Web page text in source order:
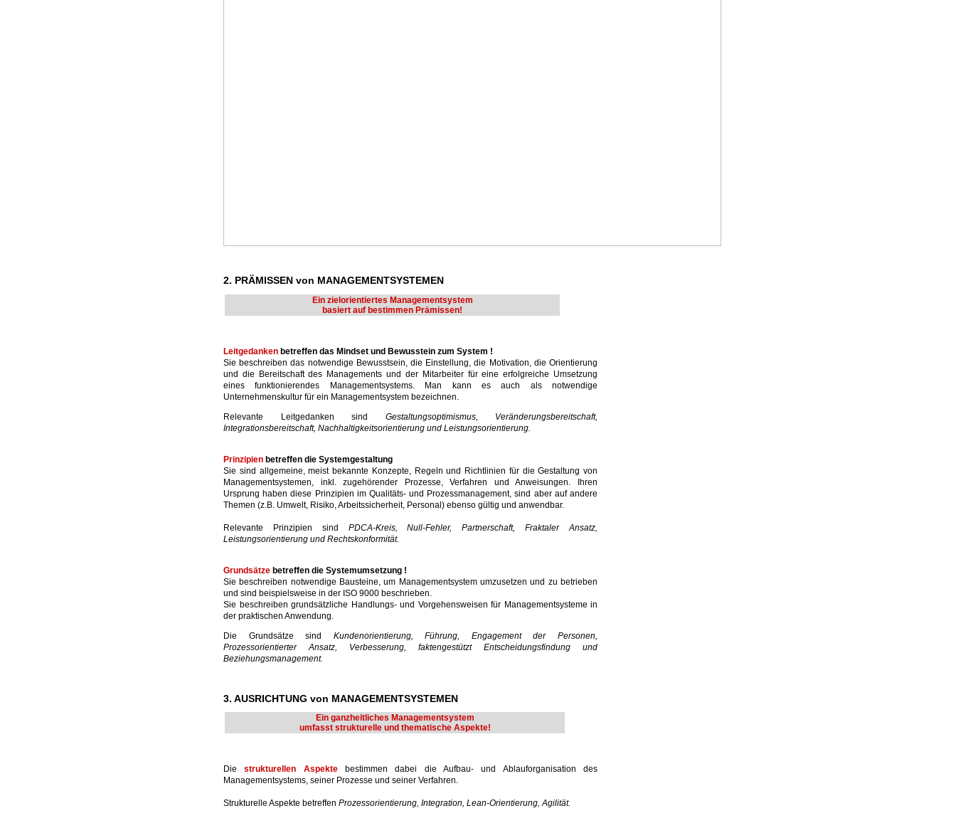
2. PRÄMISSEN von MANAGEMENTSYSTEMEN
Ein zielorientiertes Managementsystem
basiert auf bestimmen Prämissen!
Leitgedanken betreffen das Mindset und Bewusstein zum System !
Sie beschreiben das notwendige Bewusstsein, die Einstellung, die Motivation, die Orientierung
und die Bereitschaft des Managements und der Mitarbeiter für eine erfolgreiche Umsetzung
eines funktionierendes Managementsystems. Man kann es auch als notwendige
Unternehmenskultur für ein Managementsystem bezeichnen.
Relevante Leitgedanken sind Gestaltungsoptimismus, Veränderungsbereitschaft,
Integrationsbereitschaft, Nachhaltigkeitsorientierung und Leistungsorientierung.
Prinzipien betreffen die Systemgestaltung
Sie sind allgemeine, meist bekannte Konzepte, Regeln und Richtlinien für die Gestaltung von
Managementsystemen, inkl. zugehörender Prozesse, Verfahren und Anweisungen. Ihren
Ursprung haben diese Prinzipien im Qualitäts- und Prozessmanagement, sind aber auf andere
Themen (z.B. Umwelt, Risiko, Arbeitssicherheit, Personal) ebenso gültig und anwendbar.
Relevante Prinzipien sind PDCA-Kreis, Null-Fehler, Partnerschaft, Fraktaler Ansatz,
Leistungsorientierung und Rechtskonformität.
Grundsätze betreffen die Systemumsetzung !
Sie beschreiben notwendige Bausteine, um Managementsystem umzusetzen und zu betrieben
und sind beispielsweise in der ISO 9000 beschrieben.
Sie beschreiben grundsätzliche Handlungs- und Vorgehensweisen für Managementsysteme in
der praktischen Anwendung.
Die Grundsätze sind Kundenorientierung, Führung, Engagement der Personen,
Prozessorientierter Ansatz, Verbesserung, faktengestützt Entscheidungsfindung und
Beziehungsmanagement.
3. AUSRICHTUNG von MANAGEMENTSYSTEMEN
Ein ganzheitliches Managementsystem
umfasst strukturelle und thematische Aspekte!
Diestrukturellen Aspektebestimmen dabei die Aufbau- und Ablauforganisation des
Managementsystems, seiner Prozesse und seiner Verfahren.
Strukturelle Aspekte betreffen Prozessorientierung, Integration, Lean-Orientierung, Agilität.